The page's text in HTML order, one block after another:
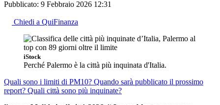
Pubblicato: 9 Febbraio 2026 12:31
Chiedi a QuiFinanza
iStock
Perché Palermo è la città più inquinata d'Italia.
Quali sono i limiti di PM10? Quando sarà pubblicato il prossimo
report? Quali città sono più inquinate?